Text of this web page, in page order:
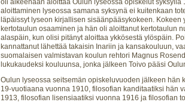
aloittaminen lyseossa samana syksynä ei kuitenkaan
läpäissyt lyseon kirjallisen sisäänpääsykokeen. Kokeen
kertotaulun osaaminen ja hän oli aloittanut kertotaulun
alaspäin, kun olisi pitänyt aloittaa ykkösestä ylöspäin.
kannattanut lähettää takaisin Inariin ja kansakouluun,
suomalaisen valmistavan koulun rehtori Magnus
lukukaudeksi kouluunsa, jonka jälkeen Toivo pääsi
Oulun lyseossa seitsemän opiskeluvuoden jälkeen hän
19-vuotiaana vuonna 1910, filosofian kanditaatiksi hän
1913, filosofian lisensiaatiksi vuonna 1916 ja filosofian